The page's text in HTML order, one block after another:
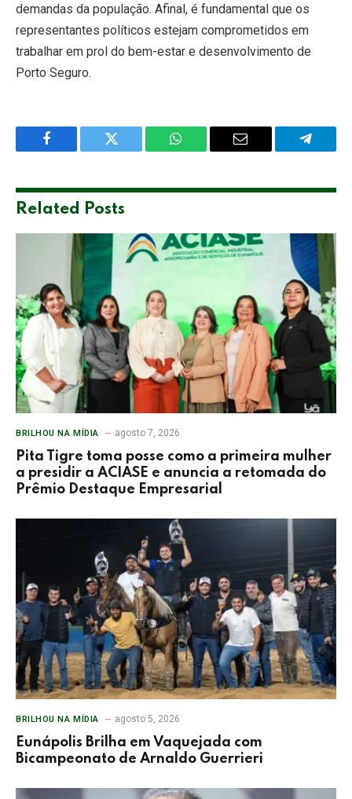
demandas da população. Afinal, é fundamental que os
representantes políticos estejam comprometidos em
trabalhar em prol do bem-estar e desenvolvimento de
Porto Seguro.
Facebook Twitter WhatsApp Email
Related Posts
BRILHOU NA MÍDIA agosto 7, 2026
Pita Tigre toma posse como a primeira mulher
a presidir a ACIASE e anuncia a retomada do
Prêmio Destaque Empresarial
BRILHOU NA MÍDIA agosto 5, 2026
Eunápolis Brilha em Vaquejada com
Bicampeonato de Arnaldo Guerrieri